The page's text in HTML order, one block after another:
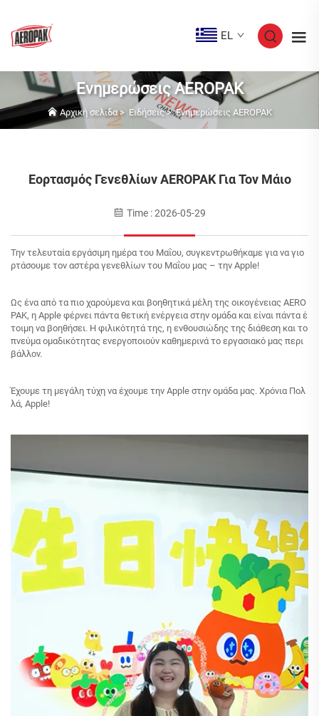
EL
Ενημερώσεις AEROPAK
Αρχική σελίδα> Ειδήσεις>Ενημερώσεις AEROPAK
Εορτασμός Γενεθλίων AEROPAK Για Τον Μάιο
Time : 2026-05-29
Την τελευταία εργάσιμη ημέρα του Μαΐου, συγκεντρωθήκαμε για να γιο
ρτάσουμε τον αστέρα γενεθλίων του Μαΐου μας – την Apple!
Ως ένα από τα πιο χαρούμενα και βοηθητικά μέλη της οικογένειας AERO
PAK, η Apple φέρνει πάντα θετική ενέργεια στην ομάδα και είναι πάντα έ
τοιμη να βοηθήσει. Η φιλικότητά της, η ενθουσιώδης της διάθεση και το
πνεύμα ομαδικότητας ενεργοποιούν καθημερινά το εργασιακό μας περι
βάλλον.
Έχουμε τη μεγάλη τύχη να έχουμε την Apple στην ομάδα μας. Χρόνια Πολ
λά, Apple!